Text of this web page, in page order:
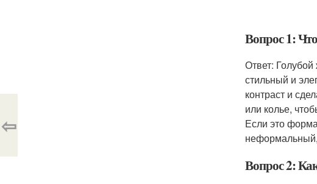
Вопрос 1:
Ответ:
стильный и
контраст и
или колье,
Если это
неформальный,
Вопрос 2:
⇦